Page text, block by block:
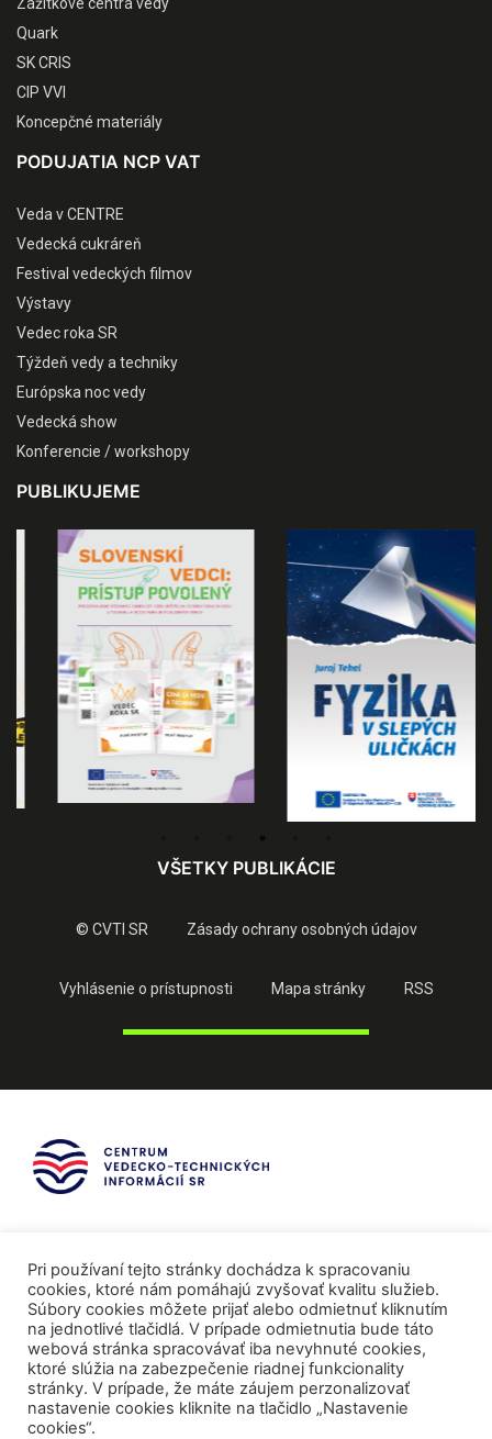
Quark
SK CRIS
CIP VVI
Koncepčné materiály
PODUJATIA NCP VAT
Veda v CENTRE
Vedecká cukráreň
Festival vedeckých filmov
Výstavy
Vedec roka SR
Týždeň vedy a techniky
Európska noc vedy
Vedecká show
Konferencie / workshopy
PUBLIKUJEME
VŠETKY PUBLIKÁCIE
© CVTI SR Zásady ochrany osobných údajov
Vyhlásenie o prístupnosti Mapa stránky RSS
Mediálni partneri
Pri používaní tejto stránky dochádza k spracovaniu
cookies, ktoré nám pomáhajú zvyšovať kvalitu služieb.
Súbory cookies môžete prijať alebo odmietnuť kliknutím
na jednotlivé tlačidlá. V prípade odmietnutia bude táto
webová stránka spracovávať iba nevyhnuté cookies,
ktoré slúžia na zabezpečenie riadnej funkcionality
stránky. V prípade, že máte záujem perzonalizovať
nastavenie cookies kliknite na tlačidlo „Nastavenie
cookies“.